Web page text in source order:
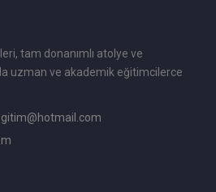
tam donanımlı atolye ve
uzman ve akademik eğitimcilerce